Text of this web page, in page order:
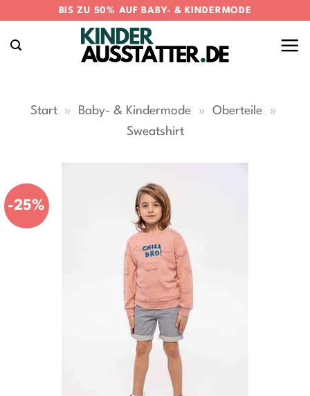
springen
BIS ZU 50% AUF BABY- & KINDERMODE
Start » Baby- & Kindermode » Oberteile
»
Sweatshirt
-25%